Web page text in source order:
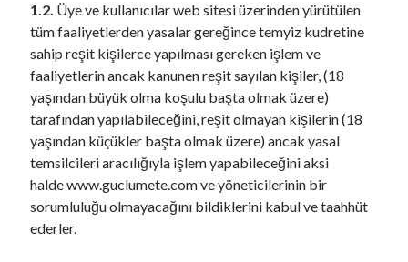
1.2. Üye ve kullanıcılar web sitesi üzerinden yürütülen
tüm faaliyetlerden yasalar gereğince temyiz kudretine
sahip reşit kişilerce yapılması gereken işlem ve
faaliyetlerin ancak kanunen reşit sayılan kişiler, (18
yaşından büyük olma koşulu başta olmak üzere)
tarafından yapılabileceğini, reşit olmayan kişilerin (18
yaşından küçükler başta olmak üzere) ancak yasal
temsilcileri aracılığıyla işlem yapabileceğini aksi
halde www.guclumete.com ve yöneticilerinin bir
sorumluluğu olmayacağını bildiklerini kabul ve taahhüt
ederler.